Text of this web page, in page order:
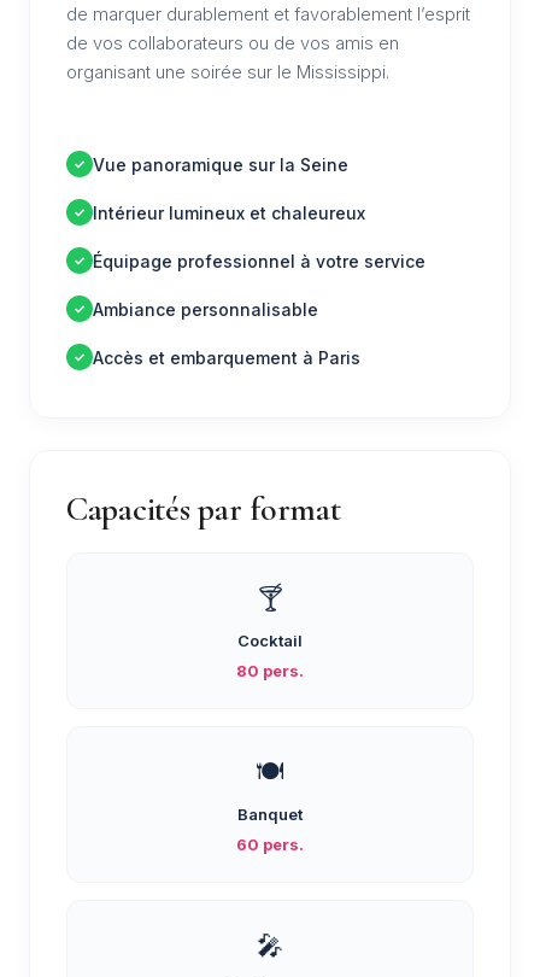
de marquer durablement et favorablement l’esprit
de vos collaborateurs ou de vos amis en
organisant une soirée sur le Mississippi.
Vue panoramique sur la Seine
Intérieur lumineux et chaleureux
Équipage professionnel à votre service
Ambiance personnalisable
Accès et embarquement à Paris
Capacités par format
🍸
Cocktail
80 pers.
🍽️
Banquet
60 pers.
🎤